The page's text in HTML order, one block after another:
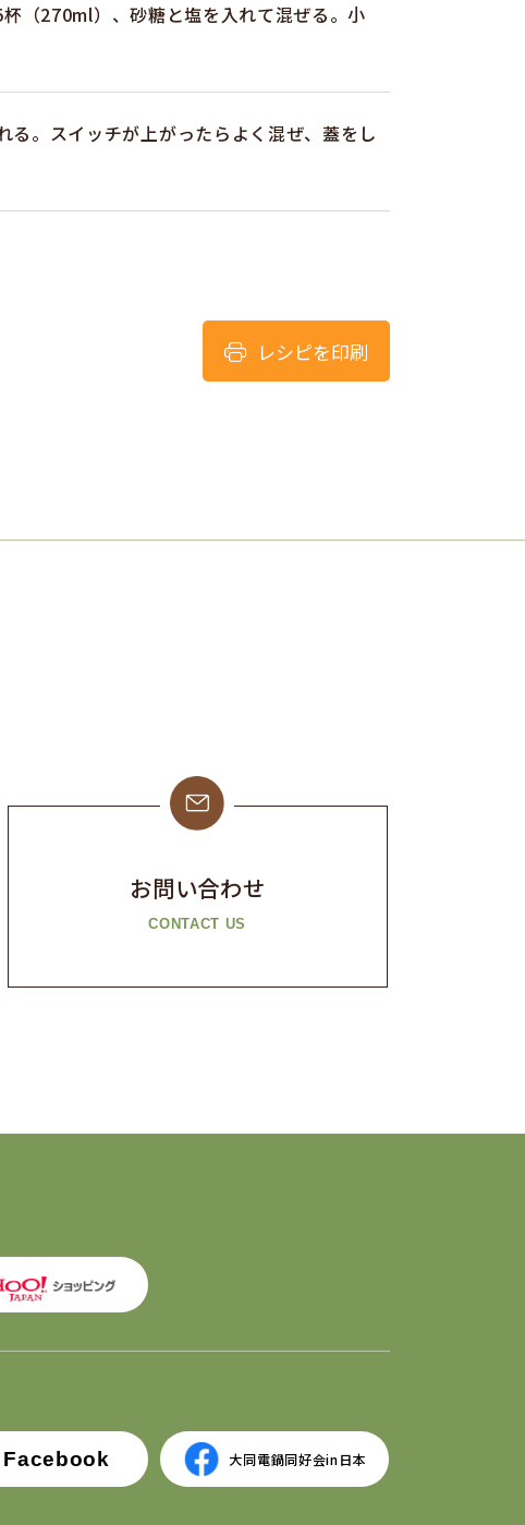
（270ml）、砂糖と塩を入れて混ぜる。小
。スイッチが上がったらよく混ぜ、蓋をし
レシピを印刷
お問い合わせ
CONTACT US
Facebook 大同電鍋同好会in日本